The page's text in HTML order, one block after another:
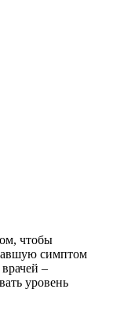
чтобы
симптом
–
уровень